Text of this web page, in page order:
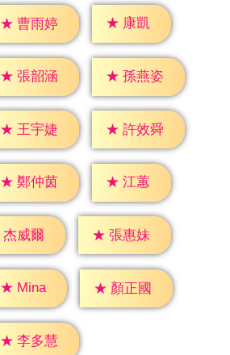
★ 曹雨婷 ★ 康凱
★ 張韶涵 ★ 孫燕姿
★ 王宇婕 ★ 許效舜
★ 鄭仲茵 ★ 江蕙
杰威爾 ★ 張惠妹
★ Mina ★ 顏正國
★ 李多慧